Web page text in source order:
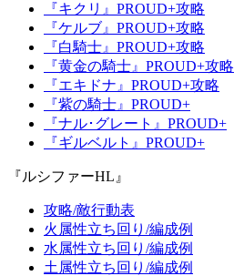
『キクリ』PROUD+攻略
『ケルブ』PROUD+攻略
『白騎士』PROUD+攻略
『黄金の騎士』PROUD+攻略
『エキドナ』PROUD+攻略
『紫の騎士』PROUD+
『ナル･グレート』PROUD+
『ギルベルト』PROUD+
『ルシファーHL』
攻略/敵行動表
火属性立ち回り/編成例
水属性立ち回り/編成例
土属性立ち回り/編成例